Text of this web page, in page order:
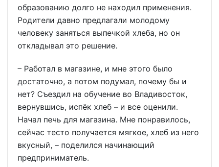
образованию долго не находил применения.
Родители давно предлагали молодому
человеку заняться выпечкой хлеба, но он
откладывал это решение.
– Работал в магазине, и мне этого было
достаточно, а потом подумал, почему бы и
нет? Съездил на обучение во Владивосток,
вернувшись, испёк хлеб – и все оценили.
Начал печь для магазина. Мне понравилось,
сейчас тесто получается мягкое, хлеб из него
вкусный, – поделился начинающий
предприниматель.